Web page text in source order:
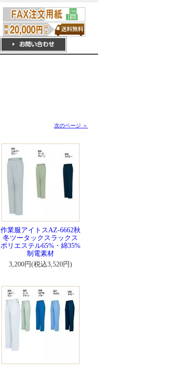
次のページ ＞
作業服アイトスAZ-6662秋
冬ツータックスラックス
ポリエステル65%・綿35%
制電素材
3,200円(税込3,520円)